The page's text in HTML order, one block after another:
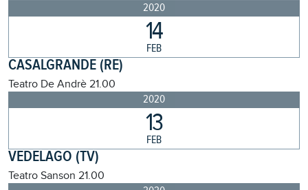
2020
14
FEB
CASALGRANDE (RE)
Teatro De Andrè 21.00
2020
13
FEB
VEDELAGO (TV)
Teatro Sanson 21.00